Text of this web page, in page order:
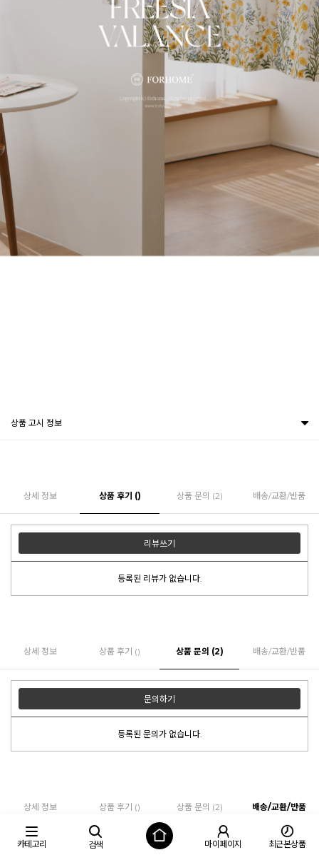
카테고리 검색 마이페이지 최근본상품
상품 고시 정보
상세 정보 상품 후기 () 상품 문의 (2) 배송/교환/반품
리뷰쓰기
등록된 리뷰가 없습니다.
상세 정보 상품 후기 () 상품 문의 (2) 배송/교환/반품
문의하기
등록된 문의가 없습니다.
상세 정보 상품 후기 () 상품 문의 (2) 배송/교환/반품
패브릭 주문시 유의사항